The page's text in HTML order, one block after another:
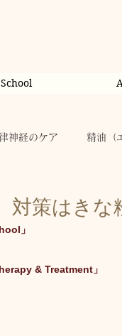
School
神経のケア 精油（
対策はき
」
& Treatment」